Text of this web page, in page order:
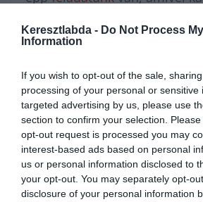
Keresztlabda - Do Not Process
Information
If you wish to opt-out of the sale,
processing of your personal or sensitive
targeted advertising by us, please use
section to confirm your selection.
opt-out request is processed you may
interest-based ads based on personal
us or personal information disclosed to
your opt-out. You may separately opt-
disclosure of your personal information
az agytekervényeidet, csak
éstovábbi érdekes napi